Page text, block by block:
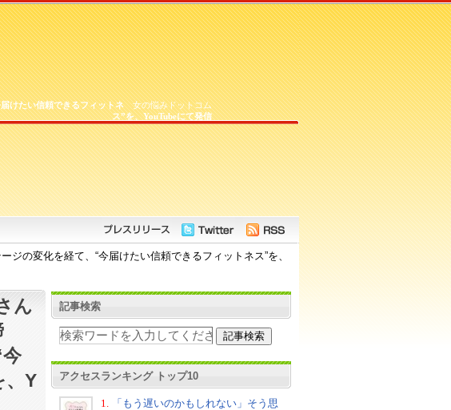
女の悩みドットコム
けたい信頼できるフィットネ
ス”を、YouTubeにて発信
の変化を経て、“今届けたい信頼できるフィットネス”を、
ん
、Y
記事検索
アクセスランキング トップ10
1.
「もう遅いのかもしれない」そう思